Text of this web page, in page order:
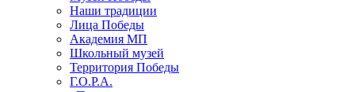
Наши традиции
Лица Победы
Академия МП
Школьный музей
Территория Победы
Г.О.Р.А.